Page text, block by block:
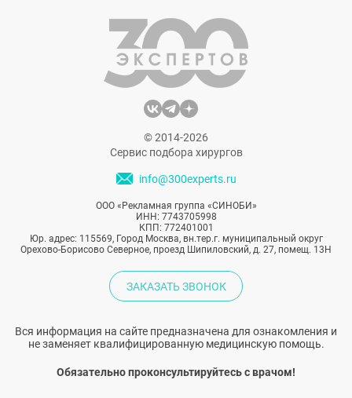
© 2014-2026
Сервис подбора хирургов
info@300experts.ru
ООО «Рекламная группа «СИНОБИ»
ИНН: 7743705998
КПП: 772401001
Юр. адрес: 115569, Город Москва, вн.тер.г. муниципальный округ
Орехово-Борисово Северное, проезд Шипиловский, д. 27, помещ. 13Н
ЗАКАЗАТЬ ЗВОНОК
Вся информация на сайте предназначена для ознакомления и
не заменяет квалифицированную медицинскую помощь.
Обязательно проконсультируйтесь с врачом!